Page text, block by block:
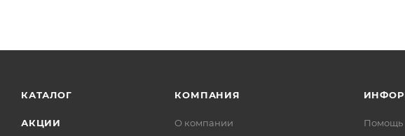
КАТАЛОГ
АКЦИИ
КОМПАНИЯ
О компании Помощь